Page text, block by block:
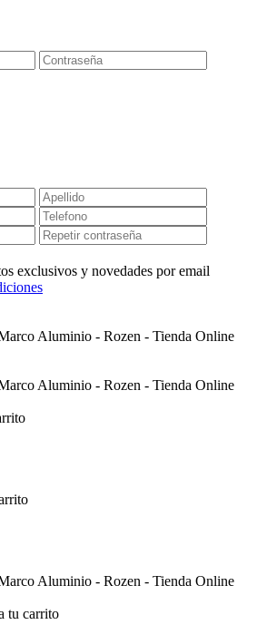
exclusivos y novedades por email
tu carrito